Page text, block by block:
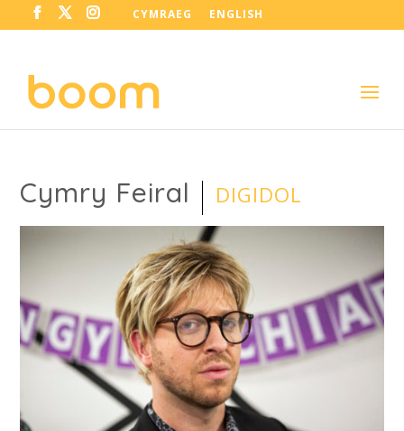
CYMRAEG ENGLISH
Cymry Feiral DIGIDOL